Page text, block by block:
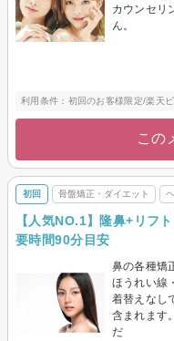
カウンセリ
ん。
利用条件：初回のお客様限定/楽天
この
初回 骨盤矯正・ダイエット
【人気NO.1】隆鼻+リ
要時間90分目安
鼻の各種矯
ほうれい線
着替えなし
含まれます
だ